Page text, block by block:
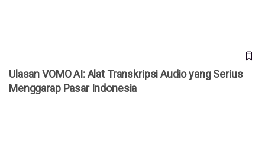
Ulasan VOMO AI: Alat Transkripsi Audio yang Serius
Menggarap Pasar Indonesia